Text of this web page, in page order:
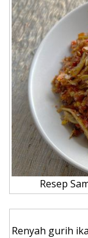
Resep
Renyah gurih